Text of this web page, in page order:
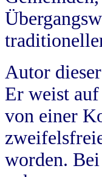
Autor
Er weist
von einer
worden.